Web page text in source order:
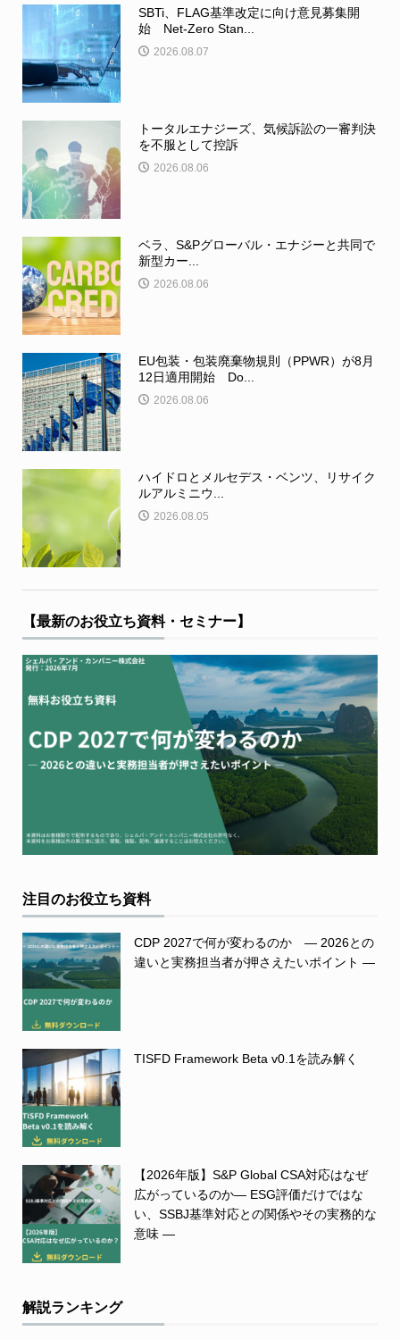
SBTi、FLAG基準改定に向け意見募集開
始 Net-Zero Stan...
2026.08.07
トータルエナジーズ、気候訴訟の一審判決
を不服として控訴
2026.08.06
ベラ、S&Pグローバル・エナジーと共同で
新型カー...
2026.08.06
EU包装・包装廃棄物規則（PPWR）が8月
12日適用開始 Do...
2026.08.06
ハイドロとメルセデス・ベンツ、リサイク
ルアルミニウ...
2026.08.05
【最新のお役立ち資料・セミナー】
注目のお役立ち資料
CDP 2027で何が変わるのか ― 2026との
違いと実務担当者が押さえたいポイント ―
TISFD Framework Beta v0.1を読み解く
【2026年版】S&P Global CSA対応はなぜ
広がっているのか― ESG評価だけではな
い、SSBJ基準対応との関係やその実務的な
意味 ―
解説ランキング